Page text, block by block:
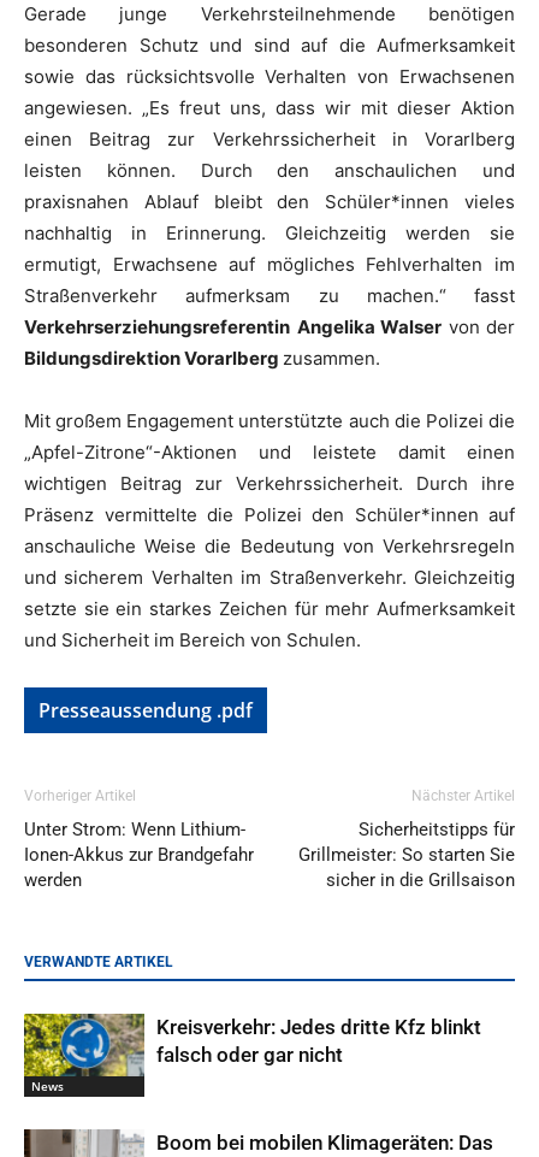
Gerade junge Verkehrsteilnehmende benötigen
besonderen Schutz und sind auf die Aufmerksamkeit
sowie das rücksichtsvolle Verhalten von Erwachsenen
angewiesen. „Es freut uns, dass wir mit dieser Aktion
einen Beitrag zur Verkehrssicherheit in Vorarlberg
leisten können. Durch den anschaulichen und
praxisnahen Ablauf bleibt den Schüler*innen vieles
nachhaltig in Erinnerung. Gleichzeitig werden sie
ermutigt, Erwachsene auf mögliches Fehlverhalten im
Straßenverkehr aufmerksam zu machen.“ fasst
Verkehrserziehungsreferentin Angelika Walser von der
Bildungsdirektion Vorarlberg zusammen.
Mit großem Engagement unterstützte auch die Polizei die
„Apfel-Zitrone“-Aktionen und leistete damit einen
wichtigen Beitrag zur Verkehrssicherheit. Durch ihre
Präsenz vermittelte die Polizei den Schüler*innen auf
anschauliche Weise die Bedeutung von Verkehrsregeln
und sicherem Verhalten im Straßenverkehr. Gleichzeitig
setzte sie ein starkes Zeichen für mehr Aufmerksamkeit
und Sicherheit im Bereich von Schulen.
Presseaussendung .pdf
Vorheriger Artikel
Unter Strom: Wenn Lithium-
Ionen-Akkus zur Brandgefahr
werden
Nächster Artikel
Sicherheitstipps für
Grillmeister: So starten Sie
sicher in die Grillsaison
VERWANDTE ARTIKEL
News
Kreisverkehr: Jedes dritte Kfz blinkt
falsch oder gar nicht
Boom bei mobilen Klimageräten: Das